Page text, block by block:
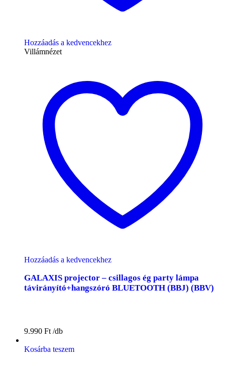
Hozzáadás a kedvencekhez
Villámnézet
Hozzáadás a kedvencekhez
GALAXIS projector – csillagos ég party lámpa
távirányító+hangszóró BLUETOOTH (BBJ) (BBV)
9.990 Ft
Kosárba teszem